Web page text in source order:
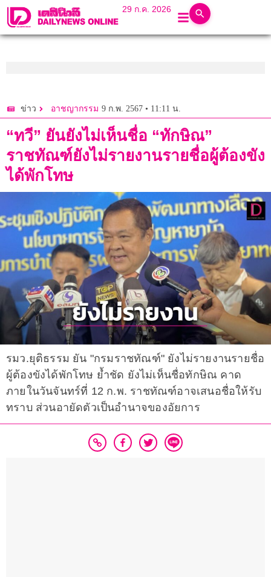
29 ก.ค. 2026
ข่าว อาชญากรรม 9 ก.พ. 2567 • 11:11 น.
“ทวี” ยันยังไม่เห็นชื่อ “ทักษิณ”
ราชทัณฑ์ยังไม่รายงานรายชื่อผู้ต้องขัง
ได้พักโทษ
รมว.ยุติธรรม ยัน "กรมราชทัณฑ์" ยังไม่รายงานรายชื่อ
ผู้ต้องขังได้พักโทษ ย้ำชัด ยังไม่เห็นชื่อทักษิณ คาด
ภายในวันจันทร์ที่ 12 ก.พ. ราชทัณฑ์อาจเสนอชื่อให้รับ
ทราบ ส่วนอายัดตัวเป็นอำนาจของอัยการ